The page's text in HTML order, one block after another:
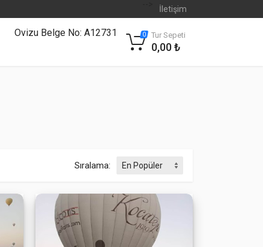
İletişim
Ovizu Belge No: A12731 0 Tur Sepeti
0,00 ₺
Sıralama: